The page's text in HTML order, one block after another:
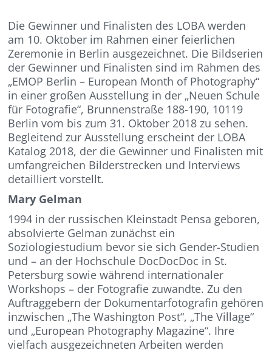
Die Gewinner und Finalisten des LOBA werden
am 10. Oktober im Rahmen einer feierlichen
Zeremonie in Berlin ausgezeichnet. Die Bildserien
der Gewinner und Finalisten sind im Rahmen des
„EMOP Berlin – European Month of Photography“
in einer großen Ausstellung in der „Neuen Schule
für Fotografie“, Brunnenstraße 188-190, 10119
Berlin vom bis zum 31. Oktober 2018 zu sehen.
Begleitend zur Ausstellung erscheint der LOBA
Katalog 2018, der die Gewinner und Finalisten mit
umfangreichen Bilderstrecken und Interviews
detailliert vorstellt.
Mary Gelman
1994 in der russischen Kleinstadt Pensa geboren,
absolvierte Gelman zunächst ein
Soziologiestudium bevor sie sich Gender-Studien
und – an der Hochschule DocDocDoc in St.
Petersburg sowie während internationaler
Workshops – der Fotografie zuwandte. Zu den
Auftraggebern der Dokumentarfotografin gehören
inzwischen „The Washington Post“, „The Village“
und „European Photography Magazine“. Ihre
vielfach ausgezeichneten Arbeiten werden